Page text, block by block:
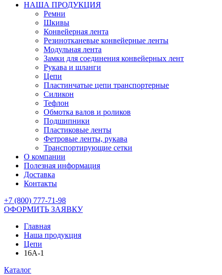
НАША ПРОДУКЦИЯ
Ремни
Шкивы
Конвейерная лента
Резинотканевые конвейерные ленты
Модульная лента
Замки для соединения конвейерных лент
Рукава и шланги
Цепи
Пластинчатые цепи транспортерные
Силикон
Тефлон
Обмотка валов и роликов
Подшипники
Пластиковые ленты
Фетровые ленты, рукава
Транспортирующие сетки
О компании
Полезная информация
Доставка
Контакты
+7 (800) 777-71-98
ОФОРМИТЬ ЗАЯВКУ
Главная
Наша продукция
Цепи
16A-1
Каталог